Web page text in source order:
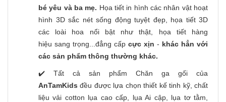
bé yêu và ba mẹ. Họa tiết in hình các nhân vật hoạt
hình 3D sắc nét sống động tuyệt đẹp, họa tiết 3D
các loài hoa nổi bật như thật, họa tiết hàng
hiệu sang trọng...đẳng cấp cực xịn - khác hẳn với
các sản phẩm thông thường khác.
✔️ Tất cả sản phẩm Chăn ga gối của
AnTamKids đều được lựa chọn thiết kế tinh kỹ, chất
liệu vải cotton lụa cao cấp, lụa Ai cập, lụa tơ tằm,